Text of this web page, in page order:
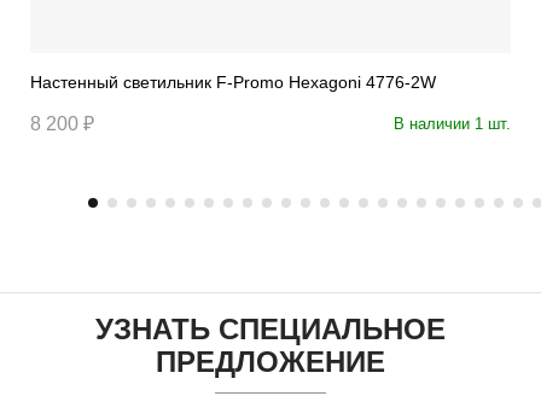
Настенный светильник F-Promo Hexagoni 4776-2W
8 200 ₽ В наличии 1 шт.
УЗНАТЬ СПЕЦИАЛЬНОЕ
ПРЕДЛОЖЕНИЕ